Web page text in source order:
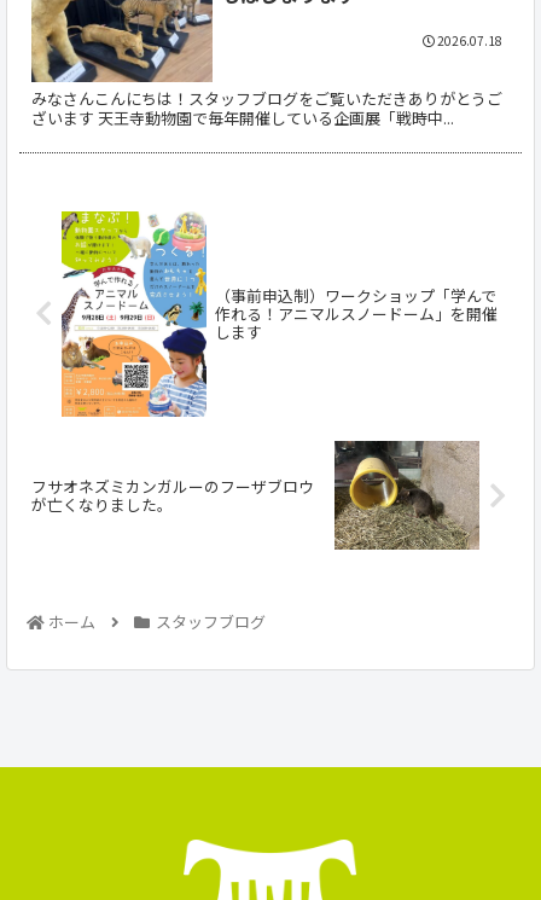
みなさんこんにちは！スタッフブログをご覧いただきありがとうご
ざいます 天王寺動物園で毎年開催している企画展「戦時中...
2026.07.18
（事前申込制）ワークショップ「学んで
作れる！アニマルスノードーム」を開催
します
フサオネズミカンガルーのフーザブロウ
が亡くなりました。
ホーム スタッフブログ